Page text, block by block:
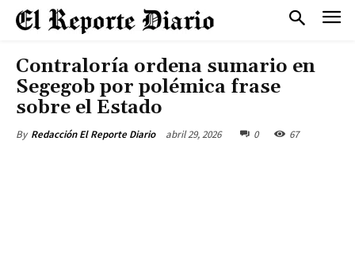
Contraloría ordena sumario en
Segegob por polémica frase
sobre el Estado
By Redacción El Reporte Diario abril 29, 2026 0 67